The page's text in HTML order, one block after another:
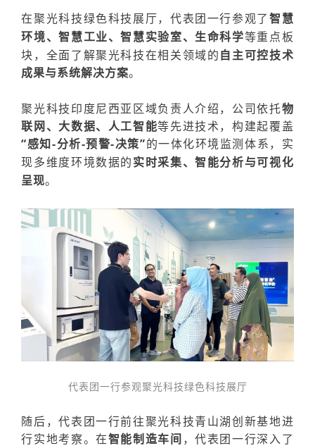
在聚光科技绿色科技展厅，代表团一行参观了智慧
环境、智慧工业、智慧实验室、 生命科学等重点板
块，全面了解聚光科技在相关领域的自主可控技术
成果与系统解决方案。
聚光科技印度尼西亚区域负责人介绍，公司依托物
联网、大数据、人工智能等先进技术，构建起覆盖
“感知-分析-预警-决策”的一体化环境监测体系，实
现多维度环境数据的实时采集、智能分析与可视化
呈现。
代表团一行参观聚光科技绿色科技展厅
随后，代表团一行前往聚光科技青山湖创新基地进
行实地考察。在智能制造车间 ，代表团一行深入了